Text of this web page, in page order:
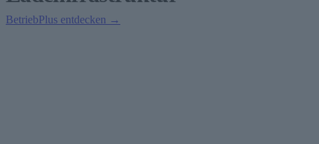
BetriebPlus entdecken →